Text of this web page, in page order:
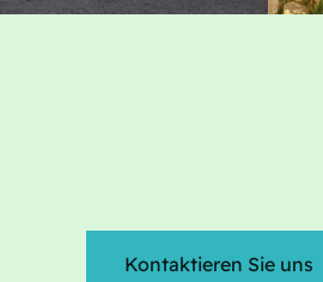
Kontaktieren Sie uns